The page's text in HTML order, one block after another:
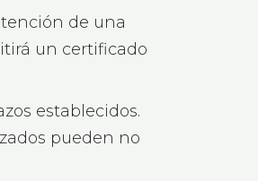
de una
un certificado
establecidos.
pueden no